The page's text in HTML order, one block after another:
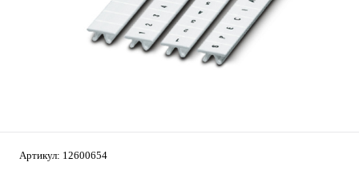
Артикул: 12600654